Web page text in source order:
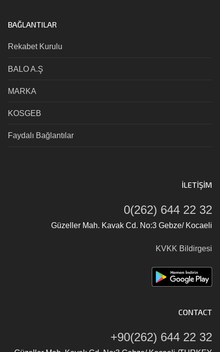
BAĞLANTILAR
Rekabet Kurulu
BALO A.Ş
MARKA
KOSGEB
Faydalı Bağlantılar
İLETIŞIM
0(262) 644 22 32
Güzeller Mah. Kavak Cd. No:3 Gebze/ Kocaeli
KVKK Bildirgesi
CONTACT
+90(262) 644 22 32